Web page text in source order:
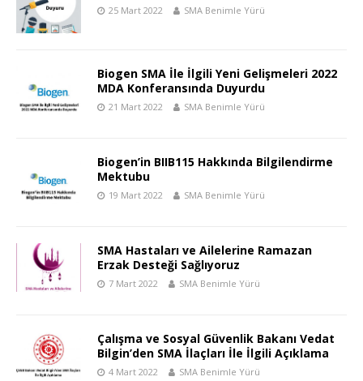
25 Mart 2022 SMA Benimle Yürü
Biogen SMA İle İlgili Yeni Gelişmeleri 2022
MDA Konferansında Duyurdu
21 Mart 2022 SMA Benimle Yürü
Biogen’in BIIB115 Hakkında Bilgilendirme
Mektubu
19 Mart 2022 SMA Benimle Yürü
SMA Hastaları ve Ailelerine Ramazan
Erzak Desteği Sağlıyoruz
7 Mart 2022 SMA Benimle Yürü
Çalışma ve Sosyal Güvenlik Bakanı Vedat
Bilgin’den SMA İlaçları İle İlgili Açıklama
4 Mart 2022 SMA Benimle Yürü